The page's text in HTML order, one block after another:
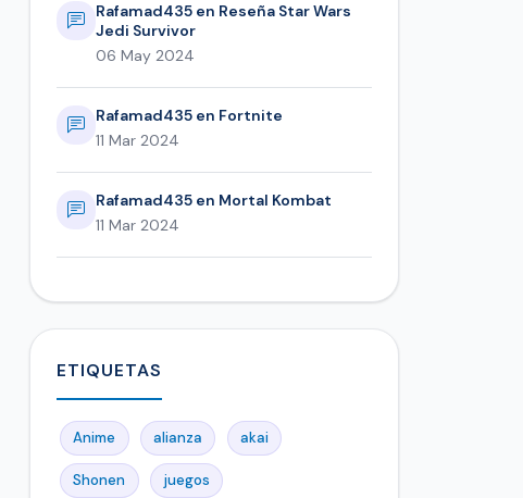
Rafamad435 en Reseña Star Wars
Jedi Survivor
06 May 2024
Rafamad435 en Fortnite
11 Mar 2024
Rafamad435 en Mortal Kombat
11 Mar 2024
ETIQUETAS
Anime alianza akai
Shonen juegos